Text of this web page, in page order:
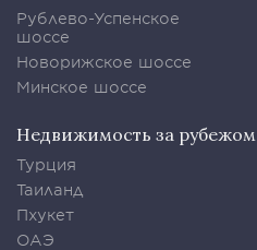
Рублево-Успенское
шоссе
Новорижское шоссе
Минское шоссе
Недвижимость за рубежом
Турция
Таиланд
Пхукет
ОАЭ